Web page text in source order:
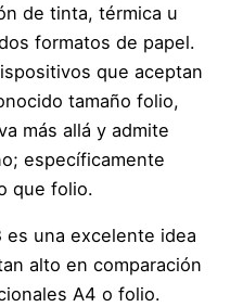
de tinta, térmica u
formatos de papel.
que aceptan
tamaño folio,
más allá y admite
específicamente
que folio.
es una excelente idea
alto en comparación
A4 o folio.